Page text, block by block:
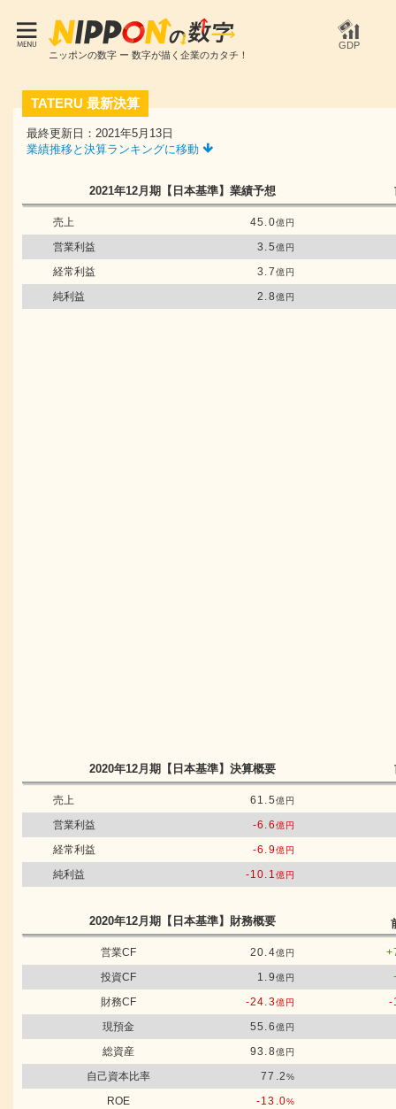
ニッポンの数字 ー 数字が描く企業のカタチ！
GDP
TATERU 最新決算
最終更新日：2021年5月13日
業績推移と決算ランキングに移動
2021年12月期 【日本基準】業績予想
売上 45.0億円
営業利益 3.5億円
経常利益 3.7億円
純利益 2.8億円
2020年12月期 【日本基準】決算概要
売上 61.5億円
営業利益 -6.6億円
経常利益 -6.9億円
純利益 -10.1億円
2020年12月期 【日本基準】 財務概要
営業CF 20.4億円
投資CF
1.9億円
財務CF
-24.3億円
-
現預金
55.6億円
総資産 93.8億円
自己資本比率 77.2%
ROE -13.0%